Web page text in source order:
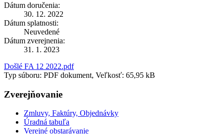
Dátum doručenia:
30. 12. 2022
Dátum splatnosti:
Neuvedené
Dátum zverejnenia:
31. 1. 2023
Došlé FA 12 2022.pdf
Typ súboru: PDF dokument, Veľkosť: 65,95 kB
Zverejňovanie
Zmluvy, Faktúry, Objednávky
Úradná tabuľa
Verejné obstarávanie